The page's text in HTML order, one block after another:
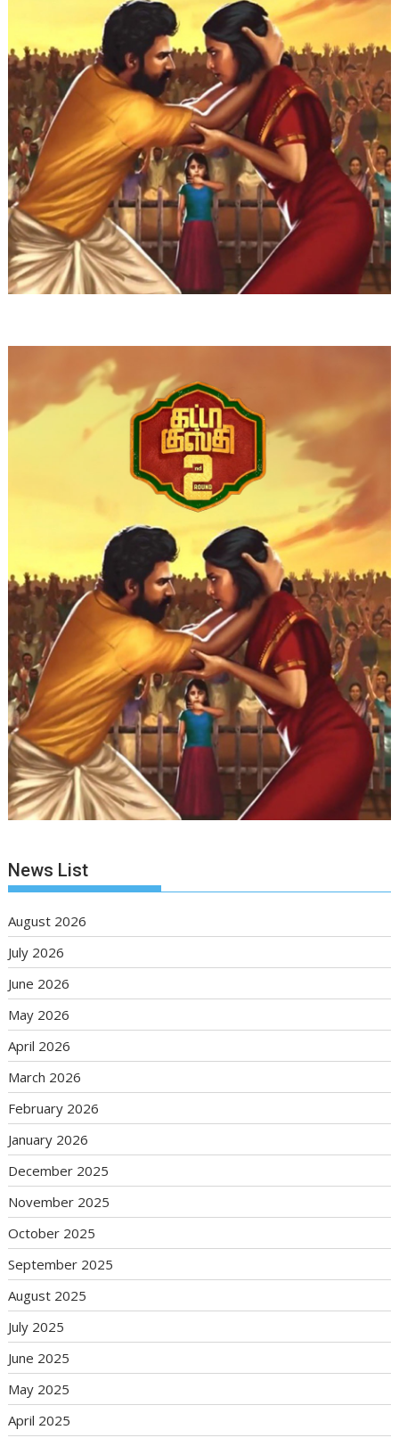
News List
August 2026
July 2026
June 2026
May 2026
April 2026
March 2026
February 2026
January 2026
December 2025
November 2025
October 2025
September 2025
August 2025
July 2025
June 2025
May 2025
April 2025